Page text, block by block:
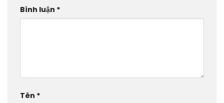
Bình luận *
Tên *